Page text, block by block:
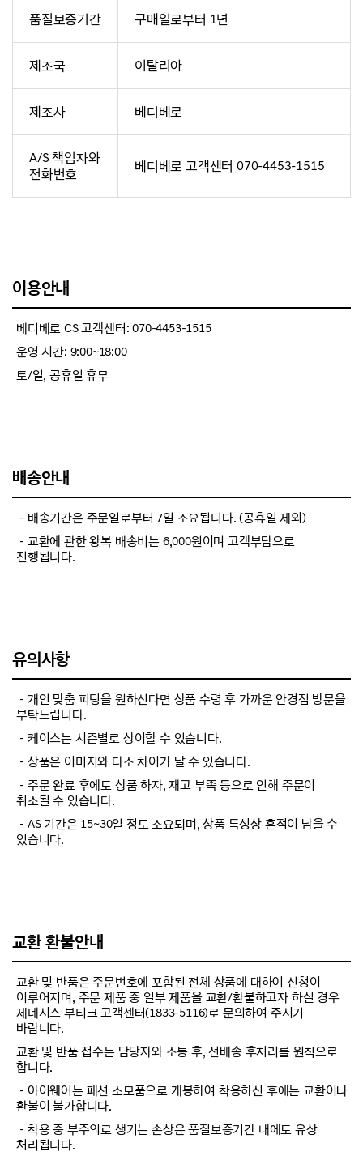
품질보증기간 구매일로부터 1년
제조국 이탈리아
제조사 베디베로
A/S 책임자와
전화번호
베디베로 고객센터 070-4453-1515
이용안내
베디베로 CS 고객센터: 070-4453-1515
운영 시간: 9:00~18:00
토/일, 공휴일 휴무
배송안내
－배송기간은 주문일로부터 7일 소요됩니다. (공휴일 제외)
－교환에 관한 왕복 배송비는 6,000원이며 고객부담으로
진행됩니다.
유의사항
－개인 맞춤 피팅을 원하신다면 상품 수령 후 가까운 안경점 방문을
부탁드립니다.
－케이스는 시즌별로 상이할 수 있습니다.
－상품은 이미지와 다소 차이가 날 수 있습니다.
－주문 완료 후에도 상품 하자, 재고 부족 등으로 인해 주문이
취소될 수 있습니다.
－AS 기간은 15~30일 정도 소요되며, 상품 특성상 흔적이 남을 수
있습니다.
교환 환불안내
교환 및 반품은 주문번호에 포함된 전체 상품에 대하여 신청이
이루어지며, 주문 제품 중 일부 제품을 교환/환불하고자 하실 경우
제네시스 부티크 고객센터(1833-5116)로 문의하여 주시기
바랍니다.
교환 및 반품 접수는 담당자와 소통 후, 선배송 후처리를 원칙으로
합니다.
－아이웨어는 패션 소모품으로 개봉하여 착용하신 후에는 교환이나
환불이 불가합니다.
－착용 중 부주의로 생기는 손상은 품질보증기간 내에도 유상
처리됩니다.